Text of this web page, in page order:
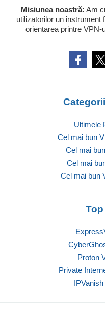
Misiunea noastră: Am
utilizatorilor un instrument
orientarea printre VPN-
Ultimele
Cel mai bun
Cel mai
Cel mai
Cel mai bun
Proton
Private